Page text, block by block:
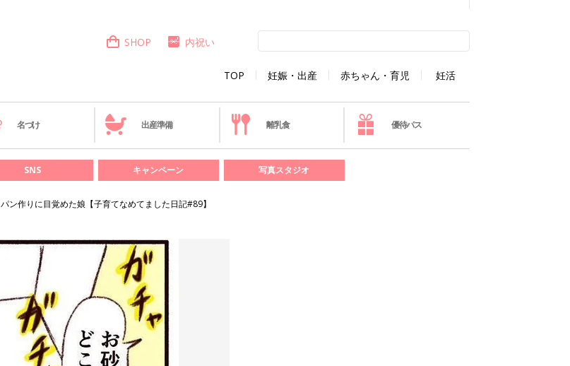
TOP 妊娠・出産 赤ちゃん・育児 妊活
SHOP 内祝い
名づけ 出産準備 離乳食 優待パス
SNS キャンペーン 写真スタジオ
パン作りに目覚めた娘【子育てなめてました日記#89】